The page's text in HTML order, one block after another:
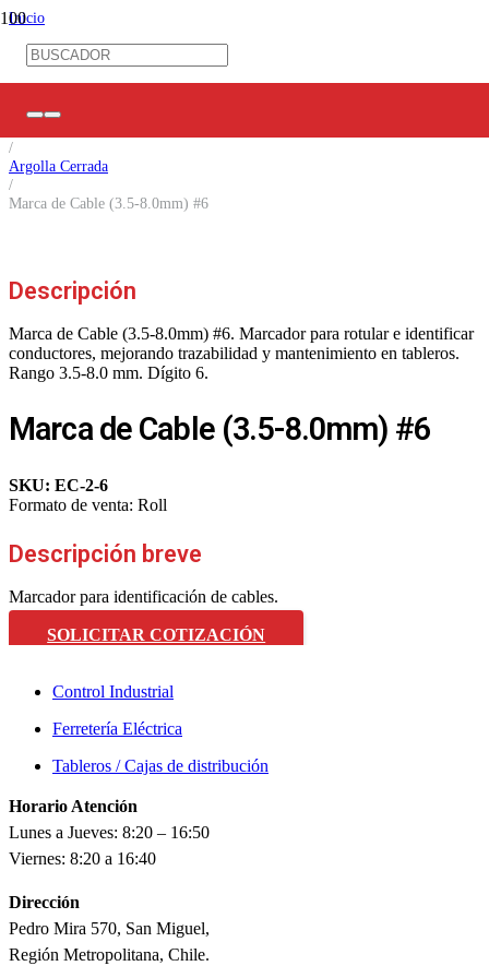
Inicio
Ferretería Eléctrica
/
Argolla Cerrada
/
Marca de Cable (3.5-8.0mm) #6
Descripción
Marca de Cable (3.5-8.0mm) #6. Marcador para rotular e identificar
conductores, mejorando trazabilidad y mantenimiento en tableros.
Rango 3.5-8.0 mm. Dígito 6.
Marca de Cable (3.5-8.0mm) #6
SKU: EC-2-6
Formato de venta: Roll
Descripción breve
Marcador para identificación de cables.
SOLICITAR COTIZACIÓN
Control Industrial
Ferretería Eléctrica
Tableros / Cajas de distribución
Horario Atención
Lunes a Jueves: 8:20 – 16:50
Viernes: 8:20 a 16:40
Dirección
Pedro Mira 570, San Miguel,
Región Metropolitana, Chile.